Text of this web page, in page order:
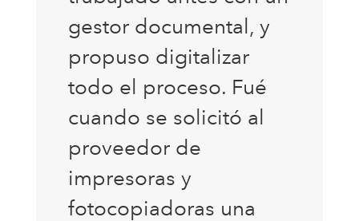
gestor documental, y
propuso digitalizar
todo el proceso. Fué
cuando se solicitó al
proveedor de
impresoras y
fotocopiadoras una